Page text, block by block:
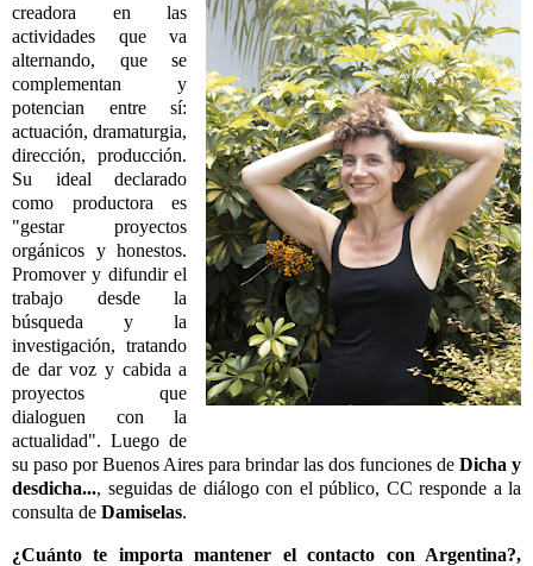
creadora en las
actividades que va
alternando, que se
complementan y
potencian entre sí:
actuación, dramaturgia,
dirección, producción.
Su ideal declarado
como productora es
"gestar proyectos
orgánicos y honestos.
Promover y difundir el
trabajo desde la
búsqueda y la
investigación, tratando
de dar voz y cabida a
proyectos que
dialoguen con la
actualidad". Luego de
su paso por Buenos Aires para brindar las dos funciones de Dicha y
desdicha..., seguidas de diálogo con el público, CC responde a la
consulta de Damiselas.
¿Cuánto te importa mantener el contacto con Argentina?,